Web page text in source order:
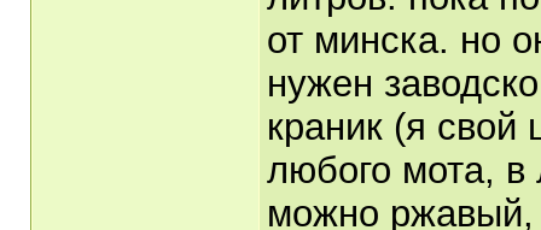
от минска. но
нужен
краник (я
любого мота,
можно ржавый,